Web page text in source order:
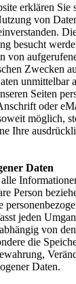
erklären Sie
von
besucht
von
Zwecken
unmittelbar
Seiten
oder
möglich,
Ihre
Daten
Person
jeden
von
die
Daten.